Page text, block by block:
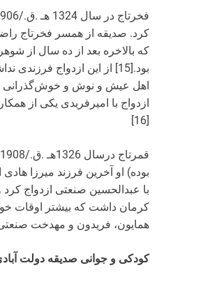
کرد. صدیقه از همسر فخرتاج
که بالاخره بعد از ده سال از
بود.[15] از این ازدواج
اهل عیش و نوش و خوش‌گذرانی
ازدواج با امیرفریدی یکی از
[16]
با عبدالحسین صنعتی ازدواج
کرمان داشت که بیشتر اوقات
همایون، فریدون و مهدخت
کودکی و جوانی صدیقه دولت